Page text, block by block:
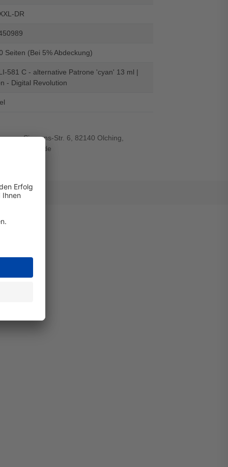
DR
Seiten (Bei 5% Abdeckung)
581 C - alternative Patrone 'cyan' 13 ml |
- Digital Revolution
von-Siemens-Str. 6, 82140 Olching,
gmbh.de